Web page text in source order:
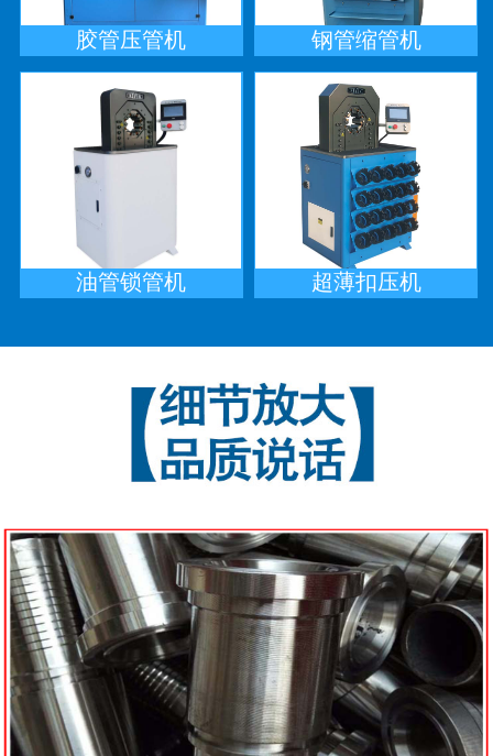
胶管压管机 钢管缩管机
油管锁管机 超薄扣压机